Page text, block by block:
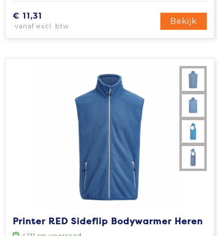
€ 11,31
vanaf excl. btw
Bekijk
Printer RED Sideflip Bodywarmer Heren